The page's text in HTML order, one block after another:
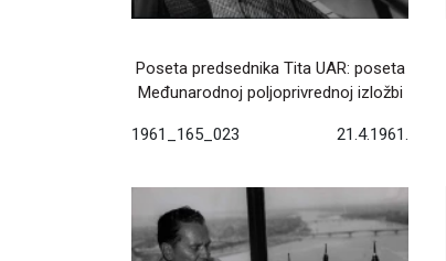
Poseta predsednika Tita UAR: poseta
Međunarodnoj poljoprivrednoj izložbi
1961_165_023 21.4.1961.